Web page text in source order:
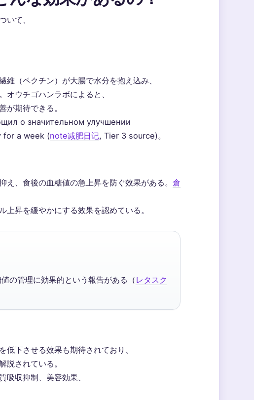
いて、
（ペクチン）が大腸で水分を抱え込み、
ウチゴハンラボによると、
が期待できる。
о значительном улучшении
for a week (note减肥日记, Tier 3 source)。
、食後の血糖値の急上昇を防ぐ效果がある。 倉
昇を緩やかにする效果を認めている。
の管理に効果的という報告がある（レタスク
下させる效果も期待されており、
説されている。
吸収抑制、美容効果、